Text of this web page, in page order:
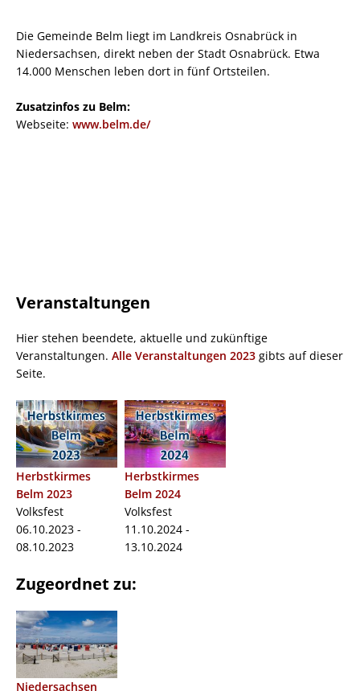
Die Gemeinde Belm liegt im Landkreis Osnabrück in
Niedersachsen, direkt neben der Stadt Osnabrück. Etwa
14.000 Menschen leben dort in fünf Ortsteilen.
Zusatzinfos zu Belm:
Webseite: www.belm.de/
Veranstaltungen
Hier stehen beendete, aktuelle und zukünftige
Veranstaltungen. Alle Veranstaltungen 2023 gibts auf dieser
Seite.
Herbstkirmes
Belm 2023
Volksfest
06.10.2023 -
08.10.2023
Herbstkirmes
Belm 2024
Volksfest
11.10.2024 -
13.10.2024
Zugeordnet zu:
Niedersachsen